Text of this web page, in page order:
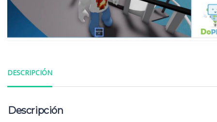
DESCRIPCIÓN
Descripción